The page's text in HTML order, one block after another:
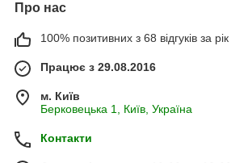
Про нас
100% позитивних з 68 відгуків за рік
Працює з 29.08.2016
м. Київ
Берковецька 1, Київ, Україна
Контакти